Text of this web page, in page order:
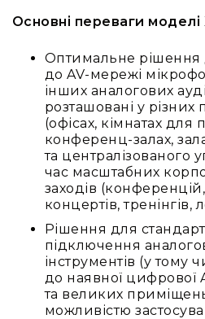
і
Гарнітури
Для
і
ТБ
Для
Для
Основні переваги моделі
Оптимальне рішення
до AV-мережі
інших аналогових
розташовані у
(офісах, кімнатах для
конференц-залах,
та централізованого
час масштабних
заходів
концертів, тренінгів,
Рішення для
підключення
інструментів (у тому
до наявної цифрової
та великих приміщень
можливістю